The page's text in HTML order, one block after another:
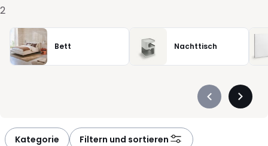
2
Bett Nachttisch
Précédent
Kategorie Filtern und sortieren